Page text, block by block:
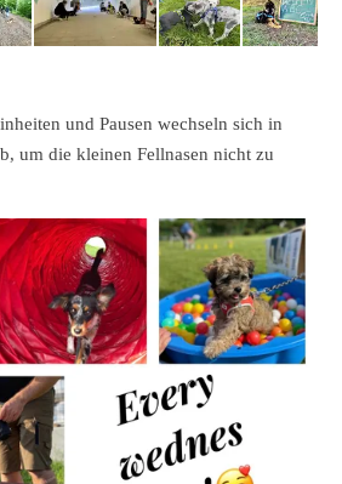
und Pausen wechseln sich in
um die kleinen Fellnasen nicht zu